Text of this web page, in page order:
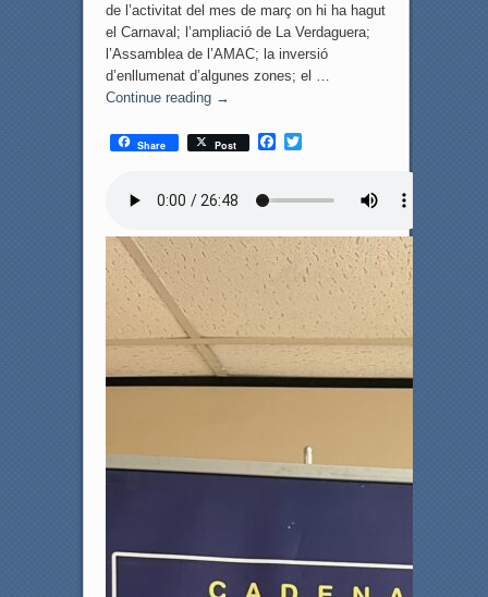
de l’activitat del mes de març on hi ha hagut
el Carnaval; l’ampliació de La Verdaguera;
l’Assamblea de l’AMAC; la inversió
d’enllumenat d’algunes zones; el …
Continue reading →
Share Post
F
o
k
T